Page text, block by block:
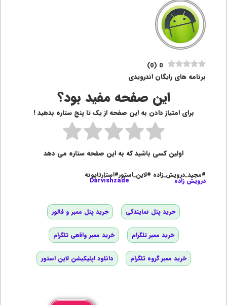
0
(
0
)
برنامه های رایگان اندرویدی
این صفحه مفید بود؟
برای امتیاز دادن به این صفحه از یک تا پنج ستاره بدهید !
اولین کسی باشید که به این صفحه ستاره می دهد
#مجید_درویش_زاده #لاین_استور#استارتاپونه
درویش زاده Darvishzade
خرید پنل نمایندگی خرید پنل ممبر و فالور
خرید ممبر تلگرام خرید ممبر واقعی تلگرام
خرید ممبر گروه تلگرام دانلود اپلیکیشن لاین استور